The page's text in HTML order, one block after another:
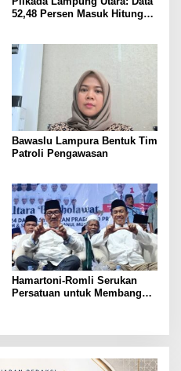
52,48 Persen Masuk Hitung
Bawaslu Lampura Bentuk Tim
Patroli Pengawasan
Hamartoni-Romli Serukan
Persatuan untuk Membangun